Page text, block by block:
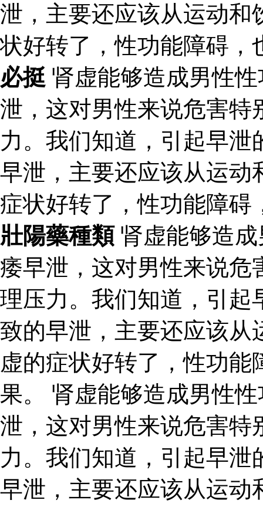
泄，主要还应该从运动和
状好转了，性功能障碍
必挺 肾虚能够造成男性
泄，这对男性来说危害特
力。我们知道，引起早
早泄，主要还应该从运动
症状好转了，性功能障碍
壯陽藥種類肾虚能够造成
痿早泄，这对男性来说危
理压力。我们知道，引起
致的早泄，主要还应该从
虚的症状好转了，性功
果。 肾虚能够造成男性
泄，这对男性来说危害特
力。我们知道，引起早
早泄，主要还应该从运动